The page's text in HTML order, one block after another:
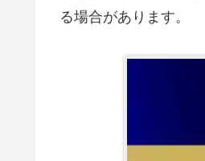
る場合があります。